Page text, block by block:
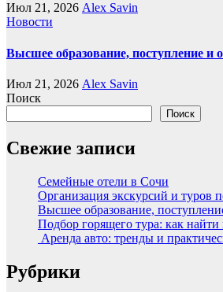
Июл 21, 2026 Alex Savin
Новости
Высшее образование, поступление и
Июл 21, 2026 Alex Savin
Поиск
Поиск
Свежие записи
Семейные отели в Сочи
Организация экскурсий и туров
Высшее образование,
Подбор горящего тура: как
Аренда авто: тренды и
Рубрики